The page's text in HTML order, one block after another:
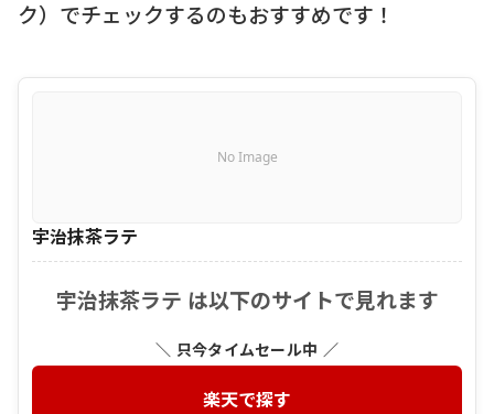
ク） でチェックするのもおすすめです！
No Image
宇治抹茶ラテ
宇治抹茶ラテ は以下のサイトで見れます
＼ 只今タイムセール中 ／
楽天で探す